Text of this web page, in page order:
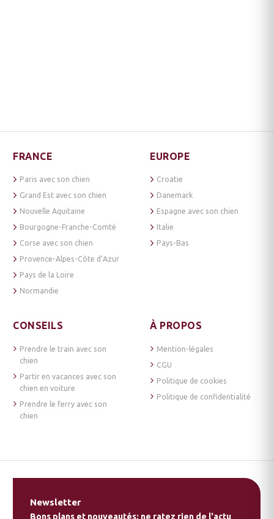
FRANCE
Paris avec son chien
Grand Est avec son chien
Nouvelle Aquitaine
Bourgogne-Franche-Comté
Corse avec son chien
Provence-Alpes-Côte d’Azur
Pays de la Loire
Normandie
EUROPE
Croatie
Danemark
Espagne avec son chien
Italie
Pays-Bas
CONSEILS
Prendre le train avec son
chien
Partir en vacances avec son
chien en voiture
Prendre le ferry avec son
chien
À PROPOS
Mention-légales
CGU
Politique de cookies
Politique de confidentialité
Newsletter
Bons plans et nouveautés: ne ratez rien de l'actu